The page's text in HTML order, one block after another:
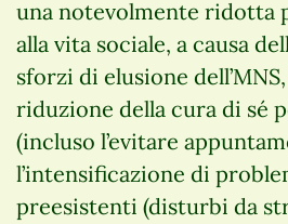
una notevolmente ridotta
alla vita sociale, a causa
sforzi di elusione
riduzione della cura di sé
(incluso l’evitare
l’intensificazione di
preesistenti (disturbi da